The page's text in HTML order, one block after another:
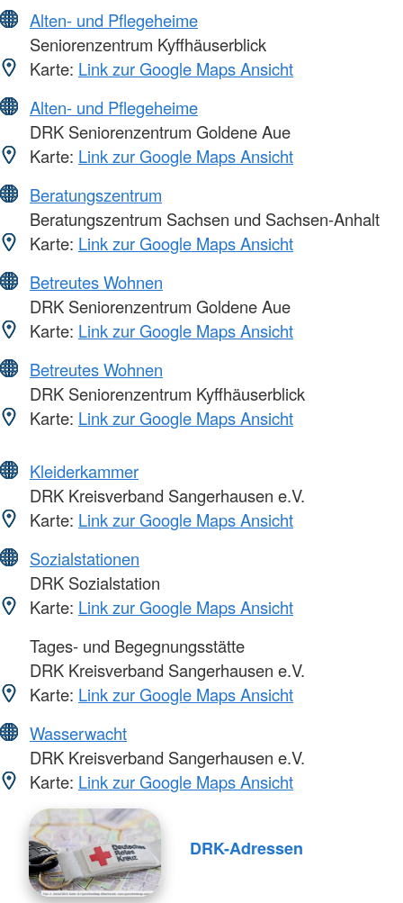
Alten- und Pflegeheime
Seniorenzentrum Kyffhäuserblick
Karte: Link zur Google Maps Ansicht
Alten- und Pflegeheime
DRK Seniorenzentrum Goldene Aue
Karte: Link zur Google Maps Ansicht
Beratungszentrum
Beratungszentrum Sachsen und Sachsen-Anhalt
Karte: Link zur Google Maps Ansicht
Betreutes Wohnen
DRK Seniorenzentrum Goldene Aue
Karte: Link zur Google Maps Ansicht
Betreutes Wohnen
DRK Seniorenzentrum Kyffhäuserblick
Karte: Link zur Google Maps Ansicht
Kleiderkammer
DRK Kreisverband Sangerhausen e.V.
Karte: Link zur Google Maps Ansicht
Sozialstationen
DRK Sozialstation
Karte: Link zur Google Maps Ansicht
Tages- und Begegnungsstätte
DRK Kreisverband Sangerhausen e.V.
Karte: Link zur Google Maps Ansicht
Wasserwacht
DRK Kreisverband Sangerhausen e.V.
Karte: Link zur Google Maps Ansicht
DRK-Adressen